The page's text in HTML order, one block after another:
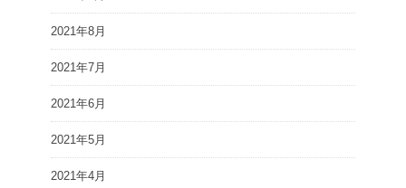
2021年8月
2021年7月
2021年6月
2021年5月
2021年4月